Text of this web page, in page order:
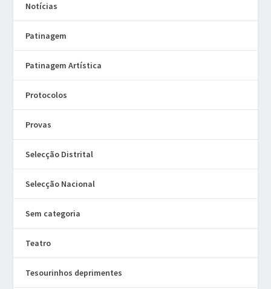
Notícias
Patinagem
Patinagem Artística
Protocolos
Provas
Selecção Distrital
Selecção Nacional
Sem categoria
Teatro
Tesourinhos deprimentes